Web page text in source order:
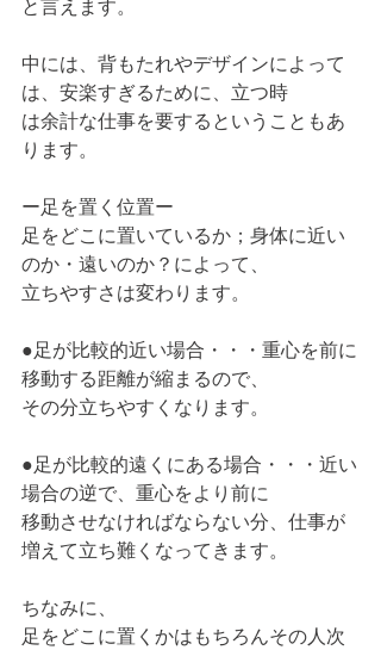
と言えます。
中には、背もたれやデザインによって
は、安楽すぎるために、立つ時
は余計な仕事を要するということもあ
ります。
ー足を置く位置ー
足をどこに置いているか；身体に近い
のか・遠いのか？によって、
立ちやすさは変わります。
●足が比較的近い場合・・・重心を前に
移動する距離が縮まるので、
その分立ちやすくなります。
●足が比較的遠くにある場合・・・近い
場合の逆で、重心をより前に
移動させなければならない分、仕事が
増えて立ち難くなってきます。
ちなみに、
足をどこに置くかはもちろんその人次